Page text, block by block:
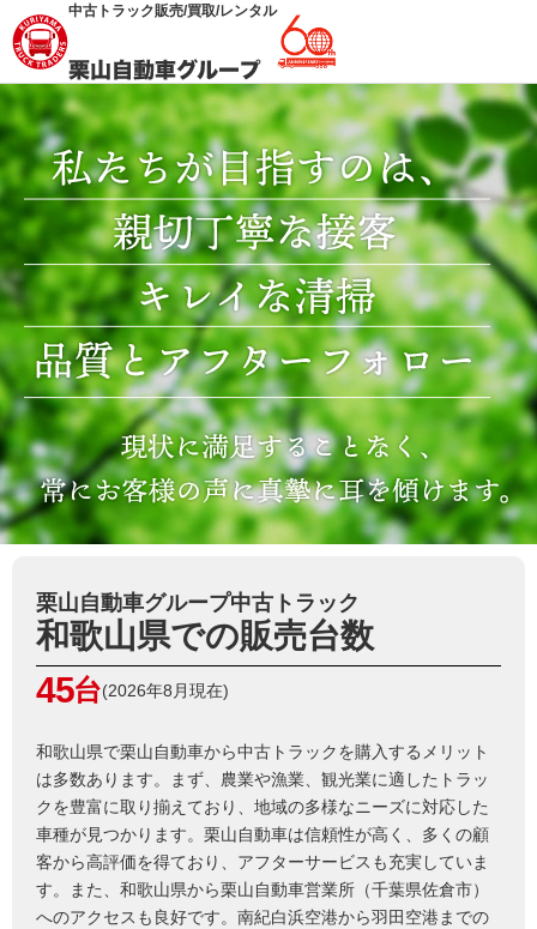
中古トラック販売/買取/レンタル
栗山自動車グループ中古トラック
和歌山県での販売台数
45台(2026年8月現在)
和歌山県で栗山自動車から中古トラックを購入するメリット
は多数あります。まず、農業や漁業、観光業に適したトラッ
クを豊富に取り揃えており、地域の多様なニーズに対応した
車種が見つかります。栗山自動車は信頼性が高く、多くの顧
客から高評価を得ており、アフターサービスも充実していま
す。また、和歌山県から栗山自動車営業所（千葉県佐倉市）
へのアクセスも良好です。南紀白浜空港から羽田空港までの